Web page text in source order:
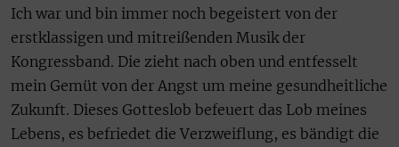
Ich war und bin immer noch begeistert von der
erstklassigen und mitreißenden Musik der
Kongressband. Die zieht nach oben und entfesselt
mein Gemüt von der Angst um meine gesundheitliche
Zukunft. Dieses Gotteslob befeuert das Lob meines
Lebens, es befriedet die Verzweiflung, es bändigt die